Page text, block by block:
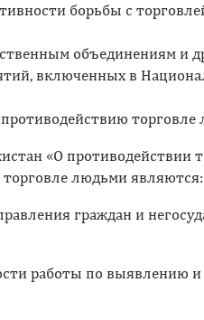
борьбы с
объединениям и
включенных в
«О
людьми являются:
граждан и
работы по выявлению